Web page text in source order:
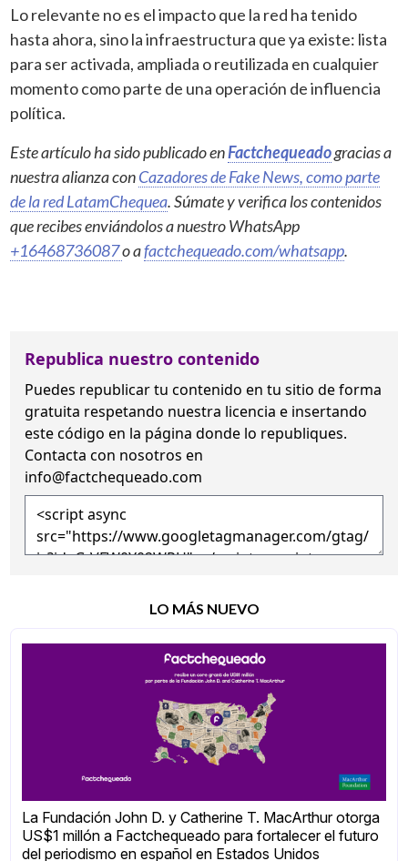
Lo relevante no es el impacto que la red ha tenido
hasta ahora, sino la infraestructura que ya existe: lista
para ser activada, ampliada o reutilizada en cualquier
momento como parte de una operación de influencia
política.
Este artículo ha sido publicado enFactchequeadogracias a
nuestra alianza conCazadores de Fake News, como parte
de la red LatamChequea. Súmate y verifica los contenidos
que recibes enviándolos a nuestro WhatsApp
+16468736087o afactchequeado.com/whatsapp.
Republica nuestro contenido
Puedes republicar tu contenido en tu sitio de forma
gratuita respetando nuestra licencia e insertando
este código en la página donde lo republiques.
Contacta con nosotros en
info@factchequeado.com
LO MÁS NUEVO
La Fundación John D. y Catherine T. MacArthur otorga
US$1 millón a Factchequeado para fortalecer el futuro
del periodismo en español en Estados Unidos